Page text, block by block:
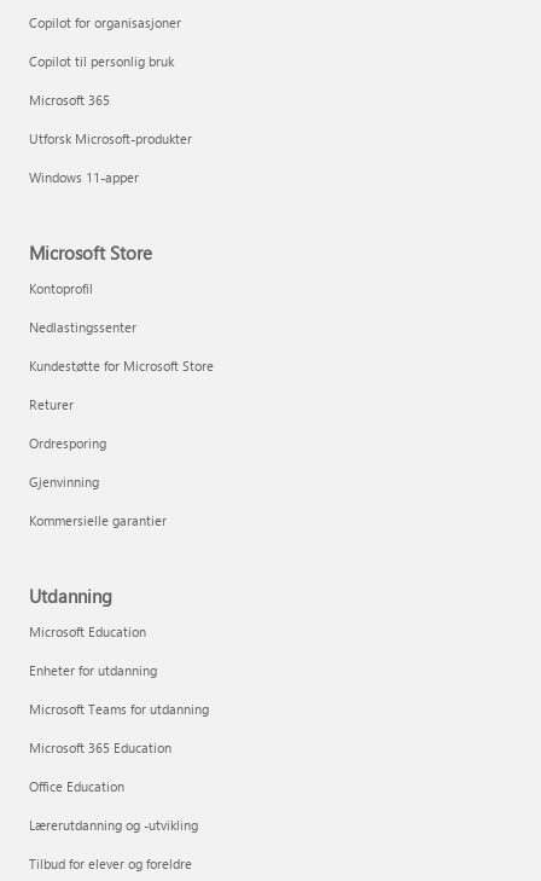
Copilot for organisasjoner
Copilot til personlig bruk
Microsoft 365
Utforsk Microsoft-produkter
Windows 11-apper
Microsoft Store
Kontoprofil
Nedlastingssenter
Kundestøtte for Microsoft Store
Returer
Ordresporing
Gjenvinning
Kommersielle garantier
Utdanning
Microsoft Education
Enheter for utdanning
Microsoft Teams for utdanning
Microsoft 365 Education
Office Education
Lærerutdanning og -utvikling
Tilbud for elever og foreldre